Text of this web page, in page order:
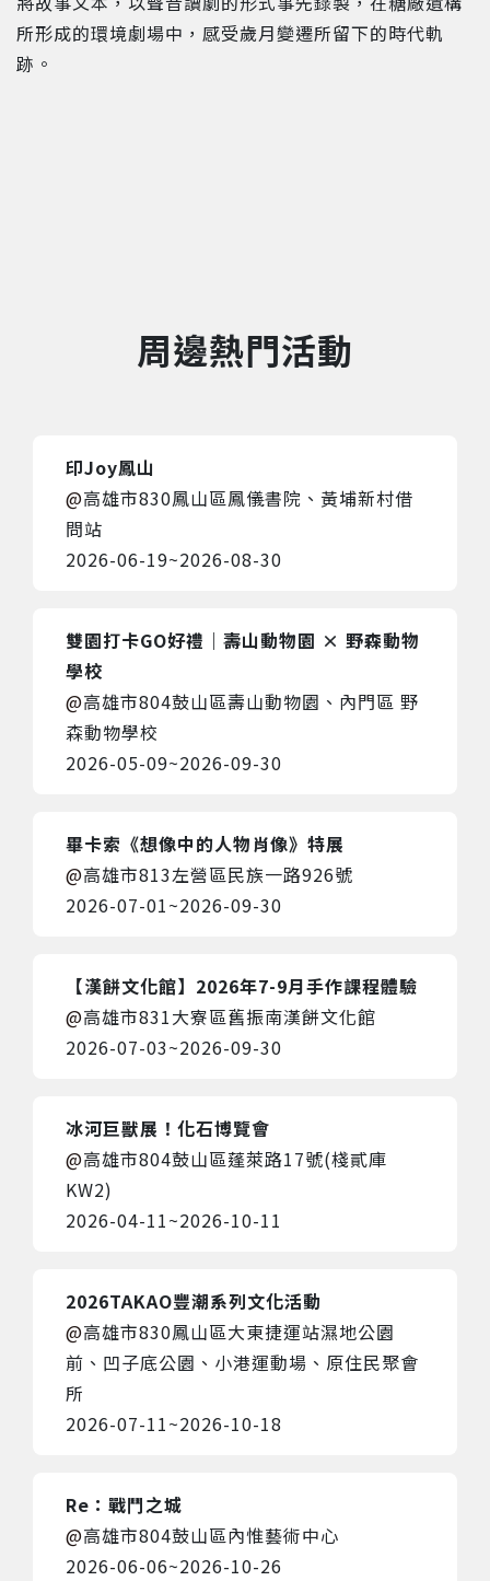
所形成的環境劇場中，感受歲月變遷所留下的時代軌
跡。
周邊熱門活動
印Joy鳳山
高雄市830鳳山區鳳儀書院、黃埔新村借
問站
2026-06-19~2026-08-30
雙園打卡GO好禮｜壽山動物園 × 野森動物
學校
高雄市804鼓山區壽山動物園、內門區 野
森動物學校
2026-05-09~2026-09-30
畢卡索《想像中的人物肖像》特展
高雄市813左營區民族一路926號
2026-07-01~2026-09-30
【漢餅文化館】2026年7-9月手作課程體驗
高雄市831大寮區舊振南漢餅文化館
2026-07-03~2026-09-30
冰河巨獸展！化石博覽會
高雄市804鼓山區蓬萊路17號(棧貳庫
KW2)
2026-04-11~2026-10-11
2026TAKAO豐潮系列文化活動
高雄市830鳳山區大東捷運站濕地公園
前、凹子底公園、小港運動場、原住民聚會
所
2026-07-11~2026-10-18
Re：戰鬥之城
高雄市804鼓山區內惟藝術中心
2026-06-06~2026-10-26